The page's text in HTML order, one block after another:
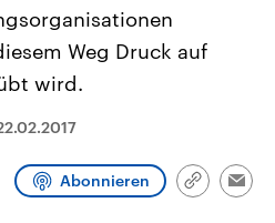
Podcasts
Weg Druck auf
wird.
Abonnieren
Link